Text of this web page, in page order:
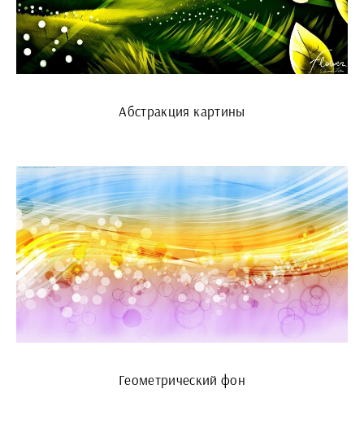
Абстракция картины
Геометрический фон